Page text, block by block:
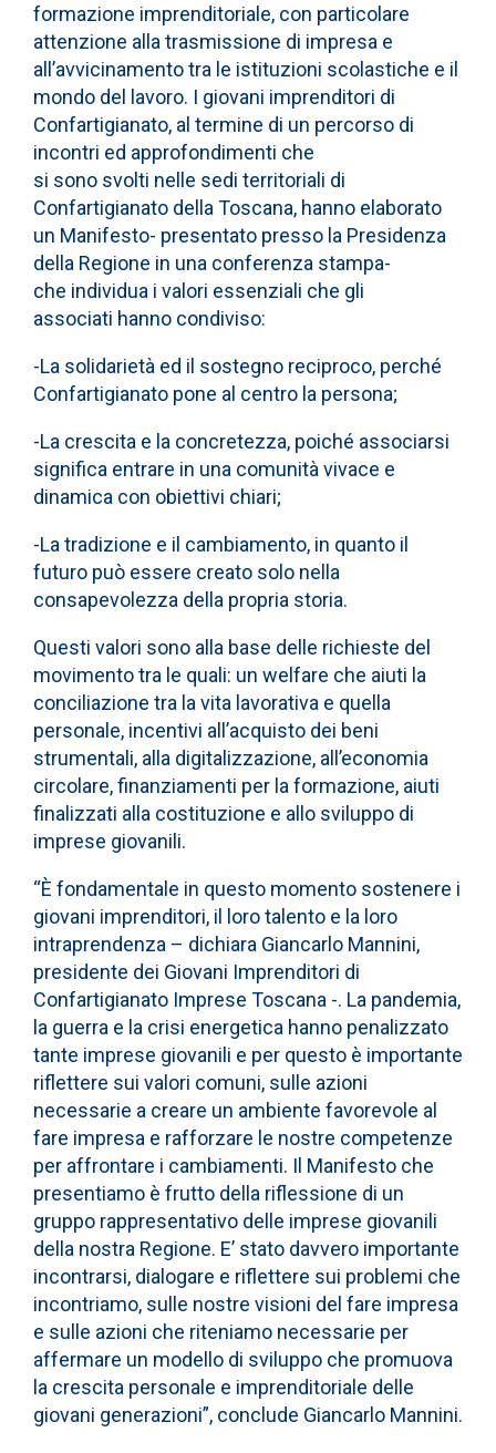
formazione imprenditoriale, con particolare
attenzione alla trasmissione di impresa e
all’avvicinamento tra le istituzioni scolastiche e il
mondo del lavoro. I giovani imprenditori di
Confartigianato, al termine di un percorso di
incontri ed approfondimenti che
si sono svolti nelle sedi territoriali di
Confartigianato della Toscana, hanno elaborato
un Manifesto- presentato presso la Presidenza
della Regione in una conferenza stampa-
che individua i valori essenziali che gli
associati hanno condiviso:
-La solidarietà ed il sostegno reciproco, perché
Confartigianato pone al centro la persona;
-La crescita e la concretezza, poiché associarsi
significa entrare in una comunità vivace e
dinamica con obiettivi chiari;
-La tradizione e il cambiamento, in quanto il
futuro può essere creato solo nella
consapevolezza della propria storia.
Questi valori sono alla base delle richieste del
movimento tra le quali: un welfare che aiuti la
conciliazione tra la vita lavorativa e quella
personale, incentivi all’acquisto dei beni
strumentali, alla digitalizzazione, all’economia
circolare, finanziamenti per la formazione, aiuti
finalizzati alla costituzione e allo sviluppo di
imprese giovanili.
“È fondamentale in questo momento sostenere i
giovani imprenditori, il loro talento e la loro
intraprendenza – dichiara Giancarlo Mannini,
presidente dei Giovani Imprenditori di
Confartigianato Imprese Toscana -. La pandemia,
la guerra e la crisi energetica hanno penalizzato
tante imprese giovanili e per questo è importante
riflettere sui valori comuni, sulle azioni
necessarie a creare un ambiente favorevole al
fare impresa e rafforzare le nostre competenze
per affrontare i cambiamenti. Il Manifesto che
presentiamo è frutto della riflessione di un
gruppo rappresentativo delle imprese giovanili
della nostra Regione. E’ stato davvero importante
incontrarsi, dialogare e riflettere sui problemi che
incontriamo, sulle nostre visioni del fare impresa
e sulle azioni che riteniamo necessarie per
affermare un modello di sviluppo che promuova
la crescita personale e imprenditoriale delle
giovani generazioni”, conclude Giancarlo Mannini.